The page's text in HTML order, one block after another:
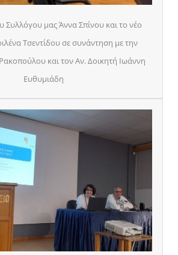
Συλλόγου μας Άννα Σπίνου και το νέο
Τσεντίδου σε συνάντηση με την
και τον Αν. Δοικητή Ιωάννη
Ευθυμιάδη